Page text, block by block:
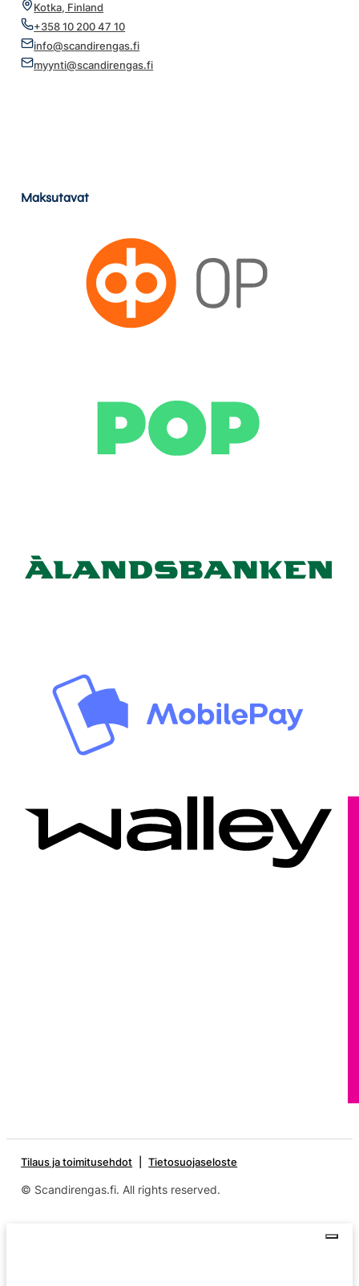
Kotka, Finland
+358 10 200 47 10
info@scandirengas.fi
myynti@scandirengas.fi
Maksutavat
Tilaus ja toimitusehdot Tietosuojaseloste
© Scandirengas.fi. All rights reserved.